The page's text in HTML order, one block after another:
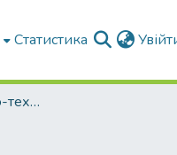
Статистика
Факультет Механіко-технологічний